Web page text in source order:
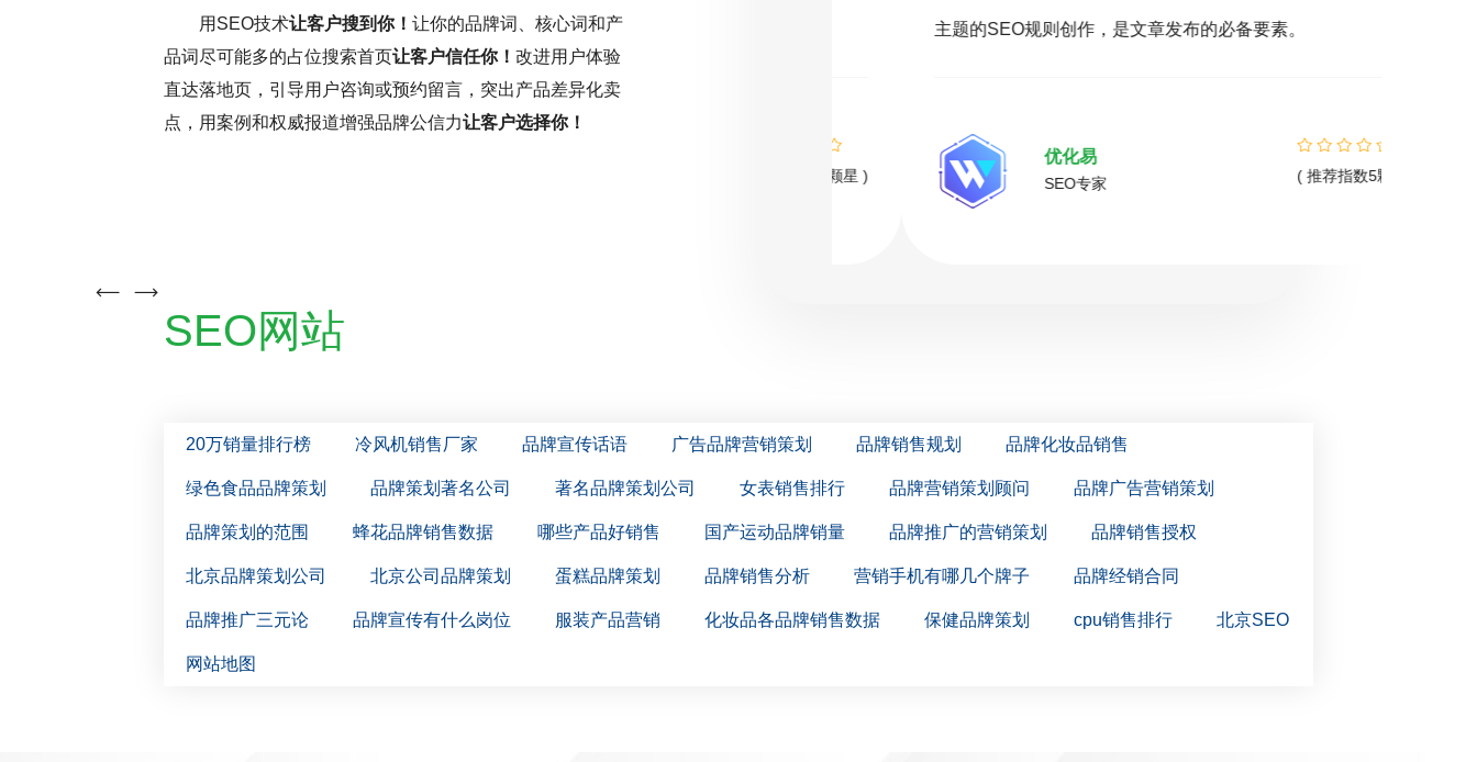
用SEO技术让客户搜到你！让你的品牌词、核心词和产
品词尽可能多的占位搜索首页让客户信任你！改进用户体验
直达落地页，引导用户咨询或预约留言，突出产品差异化卖
点，用案例和权威报道增强品牌公信力让客户选择你！
( 推荐指数5颗星 )
更为优异的搜索引擎排名。 主题的SEO规则创作，是文章发布的必备要素。
优化易
SEO专家 ( 推荐指数5颗星 )
SEO网站
20万销量排行榜 冷风机销售厂家 品牌宣传话语 广告品牌营销策划 品牌销售规划 品牌化妆品销售
绿色食品品牌策划 品牌策划著名公司 著名品牌策划公司 女表销售排行 品牌营销策划顾问 品牌广告营销策划
品牌策划的范围 蜂花品牌销售数据 哪些产品好销售 国产运动品牌销量 品牌推广的营销策划 品牌销售授权
北京品牌策划公司 北京公司品牌策划 蛋糕品牌策划 品牌销售分析 营销手机有哪几个牌子 品牌经销合同
品牌推广三元论 品牌宣传有什么岗位 服装产品营销 化妆品各品牌销售数据 保健品牌策划 cpu销售排行 北京SEO
网站地图